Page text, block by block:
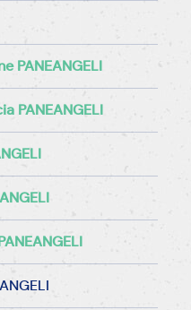
PANEANGELI
PANEANGELI